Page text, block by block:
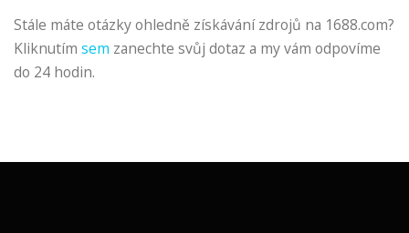
Stále máte otázky ohledně získávání zdrojů na 1688.com?
Kliknutím sem zanechte svůj dotaz a my vám odpovíme
do 24 hodin.